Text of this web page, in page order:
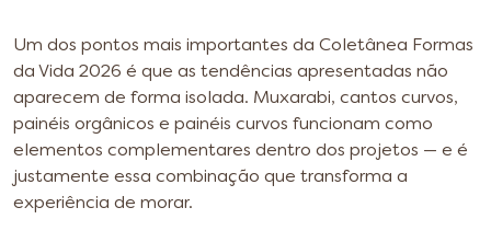
Um dos pontos mais importantes da Coletânea Formas
da Vida 2026 é que as tendências apresentadas não
aparecem de forma isolada. Muxarabi, cantos curvos,
painéis orgânicos e painéis curvos funcionam como
elementos complementares dentro dos projetos — e é
justamente essa combinação que transforma a
experiência de morar.